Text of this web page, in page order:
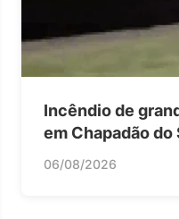
Incêndio de
em Chapadão do
06/08/2026